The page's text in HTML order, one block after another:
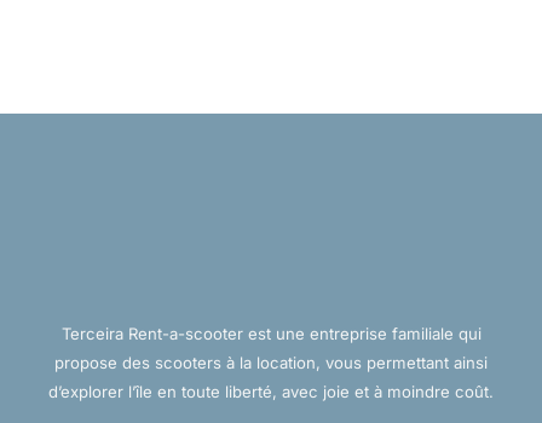
Terceira Rent-a-scooter est une entreprise familiale qui
propose des scooters à la location, vous permettant ainsi
d’explorer l’île en toute liberté, avec joie et à moindre coût.